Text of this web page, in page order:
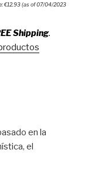
€12.93(as of 07/04/2023
Shipping.
en la
el